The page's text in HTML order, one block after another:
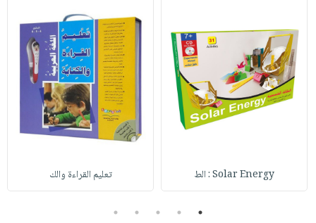
Solar Energy : الط تعليم القراءة والك
1
2
3
4
5